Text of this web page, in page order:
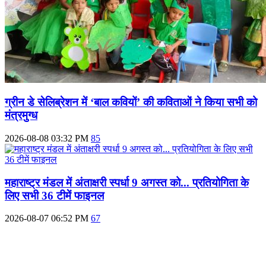
ग्रीन डे सेलिब्रेशन में ‘बाल कवियों’ की कविताओं ने किया सभी को
मंत्रमुग्ध
2026-08-08 03:32 PM 85
महाराष्‍ट्र मंडल में अंताक्षरी स्पर्धा 9 अगस्त को... प्रतियोगिता के
लिए सभी 36 टीमें फाइनल
2026-08-07 06:52 PM 67